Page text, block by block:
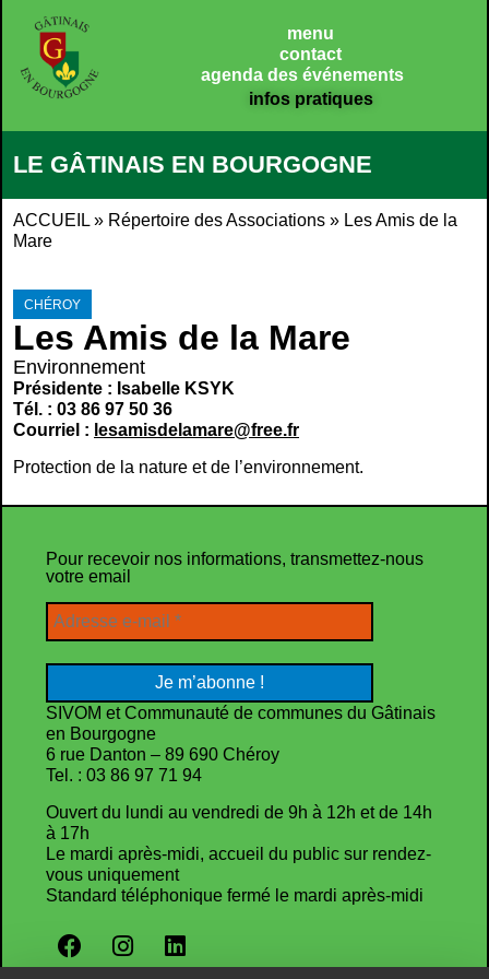
menu
contact
agenda des événements
infos pratiques
LE GÂTINAIS EN BOURGOGNE
ACCUEIL » Répertoire des Associations » Les Amis de la
Mare
CHÉROY
Les Amis de la Mare
Environnement
Présidente : Isabelle KSYK
Tél. : 03 86 97 50 36
Courriel : lesamisdelamare@free.fr
Protection de la nature et de l’environnement.
Pour recevoir nos informations, transmettez-nous
votre email
SIVOM et Communauté de communes du Gâtinais
en Bourgogne
6 rue Danton – 89 690 Chéroy
Tel. : 03 86 97 71 94
Ouvert du lundi au vendredi de 9h à 12h et de 14h
à 17h
Le mardi après-midi, accueil du public sur rendez-
vous uniquement
Standard téléphonique fermé le mardi après-midi